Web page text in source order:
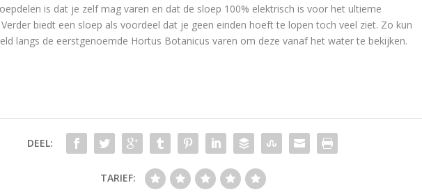
is dat je zelf mag varen en dat de sloep 100% elektrisch is voor het ultieme
biedt een sloep als voordeel dat je geen einden hoeft te lopen toch veel ziet. Zo kun
langs de eerstgenoemde Hortus Botanicus varen om deze vanaf het water te bekijken.
DEEL:
TARIEF: